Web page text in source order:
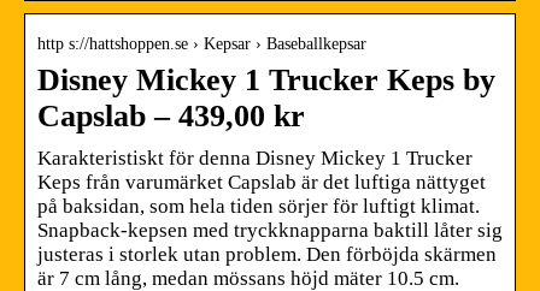
http s://hattshoppen.se › Kepsar › Baseballkepsar
Disney Mickey 1 Trucker Keps by
Capslab – 439,00 kr
Karakteristiskt för denna Disney Mickey 1 Trucker
Keps från varumärket Capslab är det luftiga nättyget
på baksidan, som hela tiden sörjer för luftigt klimat.
Snapback-kepsen med tryckknapparna baktill låter sig
justeras i storlek utan problem. Den förböjda skärmen
är 7 cm lång, medan mössans höjd mäter 10.5 cm.